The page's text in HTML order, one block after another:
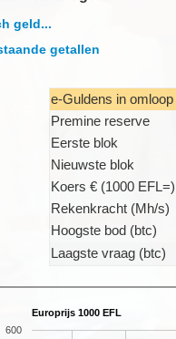
geld...
getallen
e-Guldens in omloop
Premine reserve
Eerste blok
Nieuwste blok
Koers € (1000 EFL=)
Rekenkracht (Mh/s)
Hoogste bod (btc)
Laagste vraag (btc)